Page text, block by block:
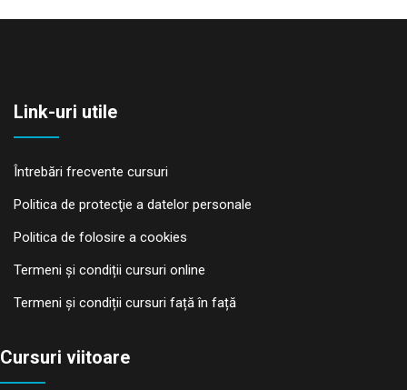
Link-uri utile
Întrebări frecvente cursuri
Politica de protecţie a datelor personale
Politica de folosire a cookies
Termeni și condiții cursuri online
Termeni și condiții cursuri față în față
Cursuri viitoare